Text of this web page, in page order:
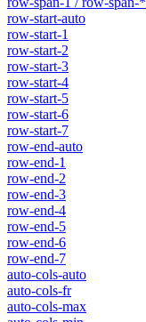
row-start-auto
row-start-1
row-start-2
row-start-3
row-start-4
row-start-5
row-start-6
row-start-7
row-end-auto
row-end-1
row-end-2
row-end-3
row-end-4
row-end-5
row-end-6
row-end-7
auto-cols-auto
auto-cols-fr
auto-cols-max